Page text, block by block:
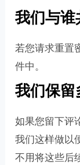
我们与
若您请求重置
件中。
我们保
如果您留下评
我们这样做以
不用将这些后